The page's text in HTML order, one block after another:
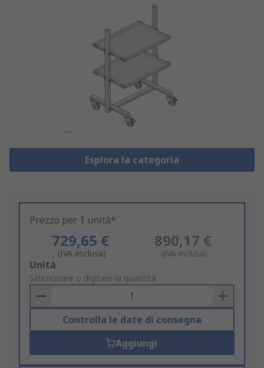
Esplora la categoria
Prezzo per 1 unità*
729,65 €
(IVA esclusa)
890,17 €
(IVA inclusa)
Add
to
Basket
Unità
Selezionare o digitare la quantità
Controlla le date di consegna
Aggiungi